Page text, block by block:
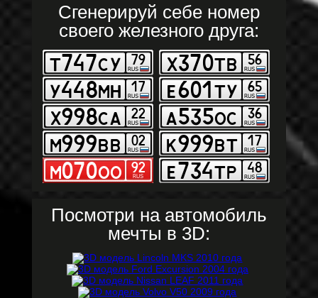
Сгенерируй себе номер
своего железного друга:
Посмотри на автомобиль
мечты в 3D: